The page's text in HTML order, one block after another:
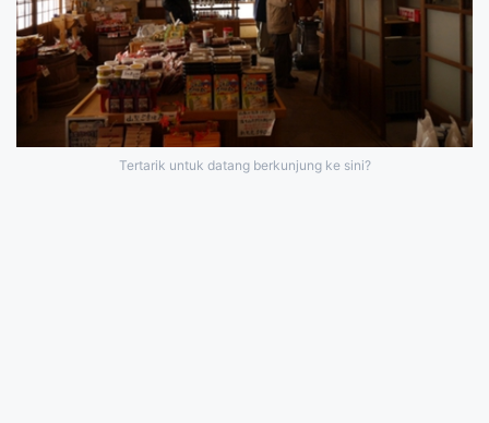
Tertarik untuk datang berkunjung ke sini?